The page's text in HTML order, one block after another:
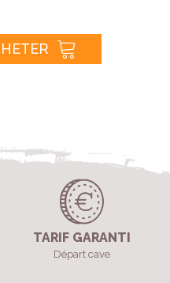
TARIF GARANTI
Départ cave